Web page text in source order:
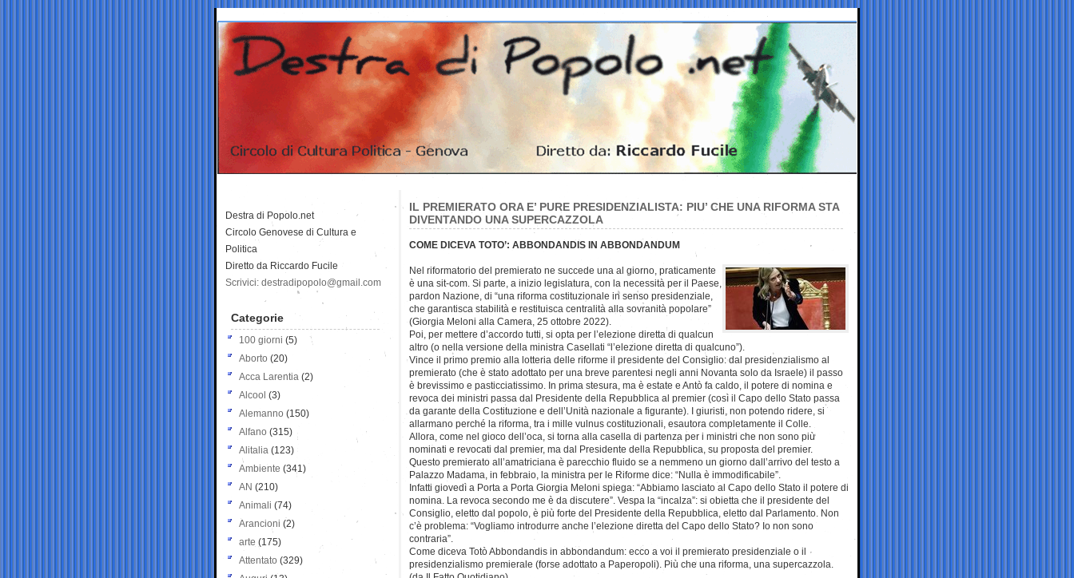
IL PREMIERATO ORA E’ PURE PRESIDENZIALISTA: PIU’ CHE UNA RIFORMA STA
DIVENTANDO UNA SUPERCAZZOLA
COME DICEVA TOTO’: ABBONDANDIS IN ABBONDANDUM
Nel riformatorio del premierato ne succede una al giorno, praticamente
è una sit-com. Si parte, a inizio legislatura, con la necessità per il Paese,
pardon Nazione, di “una riforma costituzionale in senso presidenziale,
che garantisca stabilità e restituisca centralità alla sovranità popolare”
(Giorgia Meloni alla Camera, 25 ottobre 2022).
Poi, per mettere d’accordo tutti, si opta per l’elezione diretta di qualcun
altro (o nella versione della ministra Casellati “l’elezione diretta di qualcuno”).
Vince il primo premio alla lotteria delle riforme il presidente del Consiglio: dal presidenzialismo al
premierato (che è stato adottato per una breve parentesi negli anni Novanta solo da Israele) il passo
è brevissimo e pasticciatissimo. In prima stesura, ma è estate e Antò fa caldo, il potere di nomina e
revoca dei ministri passa dal Presidente della Repubblica al premier (così il Capo dello Stato passa
da garante della Costituzione e dell’Unità nazionale a figurante). I giuristi, non potendo ridere, si
allarmano perché la riforma, tra i mille vulnus costituzionali, esautora completamente il Colle.
Allora, come nel gioco dell’oca, si torna alla casella di partenza per i ministri che non sono più
nominati e revocati dal premier, ma dal Presidente della Repubblica, su proposta del premier.
Questo premierato all’amatriciana è parecchio fluido se a nemmeno un giorno dall’arrivo del testo a
Palazzo Madama, in febbraio, la ministra per le Riforme dice: “Nulla è immodificabile”.
Infatti giovedì a Porta a Porta Giorgia Meloni spiega: “Abbiamo lasciato al Capo dello Stato il potere di
nomina. La revoca secondo me è da discutere”. Vespa la “incalza”: si obietta che il presidente del
Consiglio, eletto dal popolo, è più forte del Presidente della Repubblica, eletto dal Parlamento. Non
c’è problema: “Vogliamo introdurre anche l’elezione diretta del Capo dello Stato? Io non sono
contraria”.
Come diceva Totò Abbondandis in abbondandum: ecco a voi il premierato presidenziale o il
presidenzialismo premierale (forse adottato a Paperopoli). Più che una riforma, una supercazzola.
Destra di Popolo.net
Circolo Genovese di Cultura e
Politica
Diretto da Riccardo Fucile
Scrivici: destradipopolo@gmail.com
Categorie
100 giorni (5)
Aborto (20)
Acca Larentia (2)
Alcool (3)
Alemanno (150)
Alfano (315)
Alitalia (123)
Ambiente (341)
AN (210)
Animali (74)
Arancioni (2)
arte (175)
Attentato (329)